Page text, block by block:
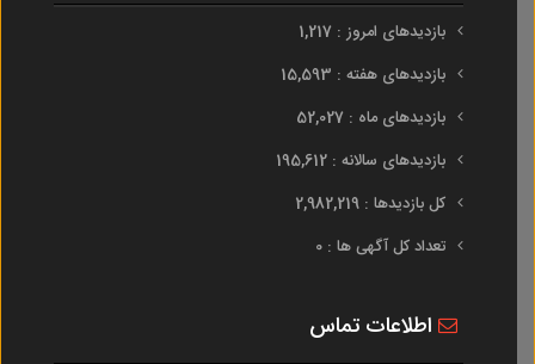
بازدیدهای امروز : 1,217
بازدیدهای هفته : 15,593
بازدیدهای ماه : 52,027
بازدیدهای سالانه : 195,612
کل بازدیدها : 2,982,219
تعداد کل آگهی ها : 0
اطلاعات تماس